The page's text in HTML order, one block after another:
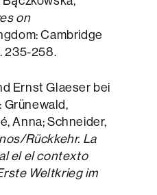
on
Cambridge
235-258.
Ernst Glaeser bei
Grünewald,
Anna; Schneider,
Rückkehr. La
el el contexto
Weltkrieg im